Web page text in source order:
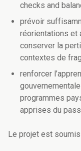
checks and
prévoir
réorientations et
conserver la
contextes de
renforcer
programmes
apprises du
Le projet est